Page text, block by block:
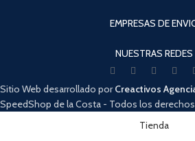
EMPRESAS DE
NUESTRAS REDES
Sitio Web desarrollado porCreactivos
SpeedShop de la Costa - Todos los
Cuando hay resultados autocompletados,
Tienda